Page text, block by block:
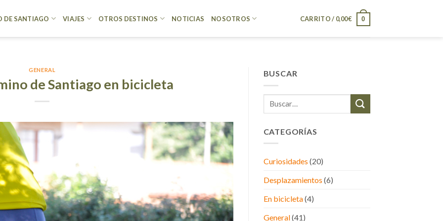
DE SANTIAGO VIAJES OTROS DESTINOS NOTICIAS NOSOTROS CARRITO / 0,00€ 0
GENERAL
de Santiago en bicicleta
BUSCAR
CATEGORÍAS
Curiosidades (20)
Desplazamientos (6)
En bicicleta(4)
General(41)